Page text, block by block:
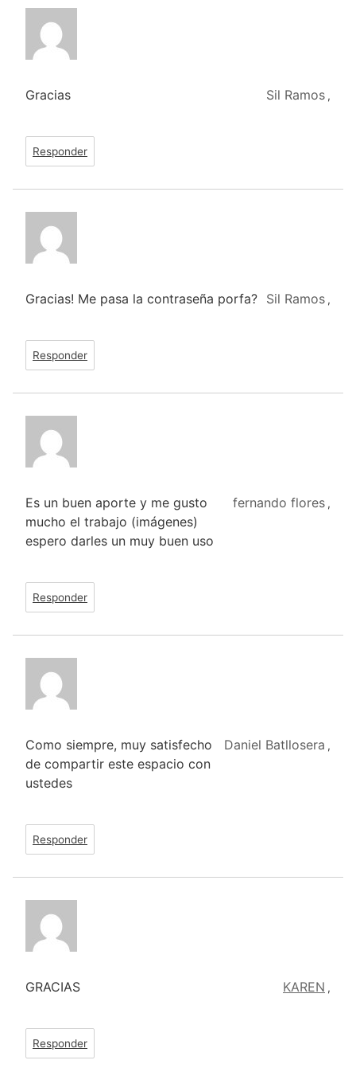
Sil Ramos ,
Gracias
Responder
Sil Ramos ,
Gracias! Me pasa la contraseña porfa?
Responder
fernando flores ,
Es un buen aporte y me gusto
mucho el trabajo (imágenes)
espero darles un muy buen uso
Responder
Daniel Batllosera ,
Como siempre, muy satisfecho
de compartir este espacio con
ustedes
Responder
KAREN ,
GRACIAS
Responder